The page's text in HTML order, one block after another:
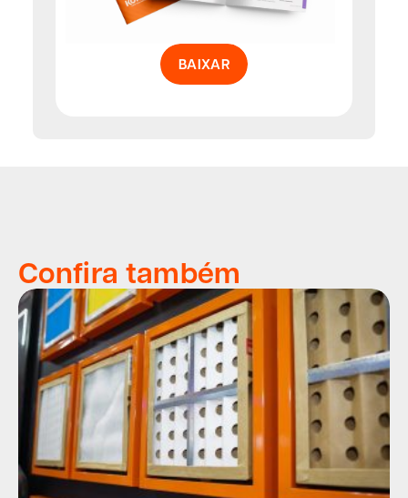
BAIXAR
Confira também